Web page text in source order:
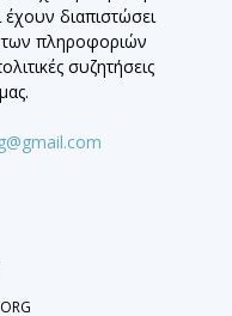
διαπιστώσει
των πληροφοριών
συζητήσεις